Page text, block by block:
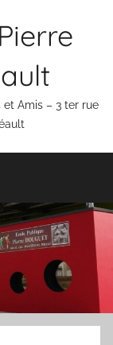
et Amis – 3 ter rue